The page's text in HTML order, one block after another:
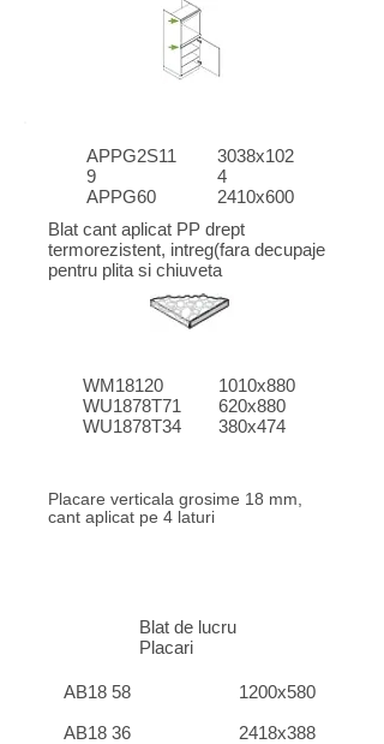
APPG2S11
9
APPG60
3038x102
4
2410x600
Blat cant aplicat PP drept
termorezistent, intreg(fara decupaje
pentru plita si chiuveta
Placare verticala grosime 18 mm,
cant aplicat pe 4 laturi
WM18120
WU1878T71
WU1878T34
1010x880
620x880
380x474
Blat de lucru
Placari
AB18 58
AB18 36
1200x580
2418x388